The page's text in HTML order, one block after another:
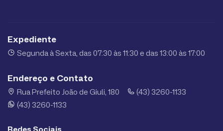
Expediente
Segunda à Sexta, das 07:30 às 11:30 e das 13:00 às 17:00
Endereço e Contato
Rua Prefeito João de Giuli, 180
(43) 3260-1133
(43) 3260-1133